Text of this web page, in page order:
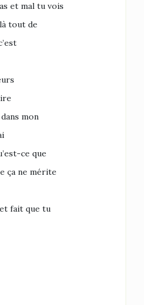
et mal tu vois
tout de
mon
ce que
ça ne mérite
et fait que tu